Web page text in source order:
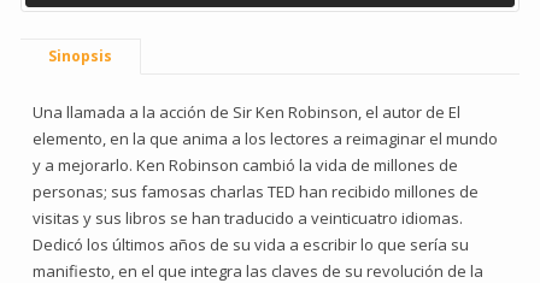
Sinopsis
Una llamada a la acción de Sir Ken Robinson, el autor de El
elemento, en la que anima a los lectores a reimaginar el mundo
y a mejorarlo. Ken Robinson cambió la vida de millones de
personas; sus famosas charlas TED han recibido millones de
visitas y sus libros se han traducido a veinticuatro idiomas.
Dedicó los últimos años de su vida a escribir lo que sería su
manifiesto, en el que integra las claves de su revolución de la